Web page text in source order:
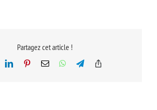
Partagez cet article !
LinkedInPinterestEmail WhatsApp
Telegram